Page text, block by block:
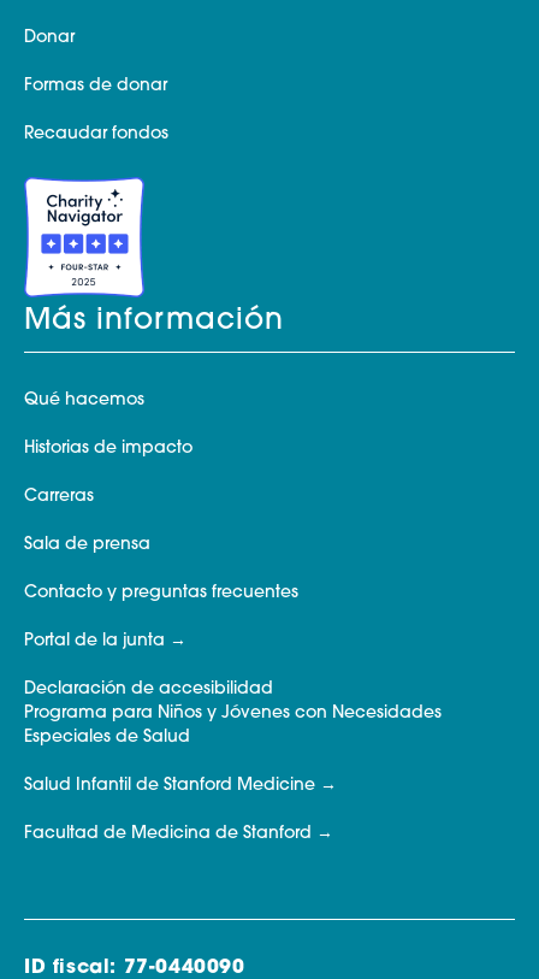
Donar
Formas de donar
Recaudar fondos
Más información
Qué hacemos
Historias de impacto
Carreras
Sala de prensa
Contacto y preguntas frecuentes
Portal de la junta
Declaración de accesibilidad
Programa para Niños y Jóvenes con Necesidades
Especiales de Salud
Salud Infantil de Stanford Medicine
Facultad de Medicina de Stanford
ID fiscal: 77-0440090